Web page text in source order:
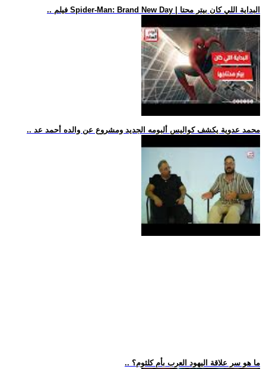
.. فيلم Spider-Man: Brand New Day | البداية اللي كان بيتر محتا
.. محمد عدوية يكشف كواليس ألبومه الجديد ومشروع عن والده أحمد عد
.. ما هو سر علاقة اليهود العرب بأم كلثوم؟